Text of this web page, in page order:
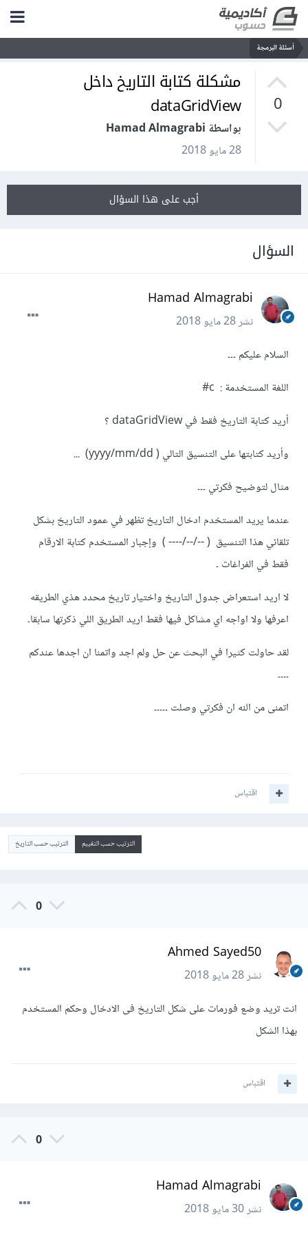
أسئلة البرمجة
0
مشكلة كتابة التاريخ داخل
dataGridView
بواسطة Hamad Almagrabi
28 مايو 2018
أجب على هذا السؤال
السؤال
Hamad Almagrabi
نشر28 مايو 2018
السلام عليكم ۔۔۔
اللغة المستخدمة : c#
أريد كتابة التاريخ فقط في dataGridView ؟
وأريد كتابتها على التنسيق التالي ( yyyy/mm/dd) ...
مثال لتوضيح فكرتي ۔۔۔
عندما يريد المستخدم ادخال التاريخ تظهر في عمود التاريخ بشكل
تلقائي هذا التنسيق ( --/--/---- ) وإجبار المستخدم كتابة الارقام
فقط في الفراغات ۔
لا اريد استعراض جدول التاريخ واختيار تاريخ محدد هذي الطريقه
اعرفها ولا اواجه اي مشاكل فيها فقط اريد الطريق اللي ذكرتها سابقا۔
لقد حاولت كثيرا في البحث عن حل ولم اجد واتمنا ان اجدها عندكم
۔۔۔۔
اتمنى من الله ان فكرتي وصلت ۔۔۔۔۔
اقتباس
الترتيب حسب التقييم الترتيب حسب التاريخ
0
Ahmed Sayed50
نشر28 مايو 2018
انت تريد وضع فورمات على شكل التاريخ فى الادخال وحكم المستخدم
بهذا الشكل
اقتباس
0
Hamad Almagrabi
نشر30 مايو 2018